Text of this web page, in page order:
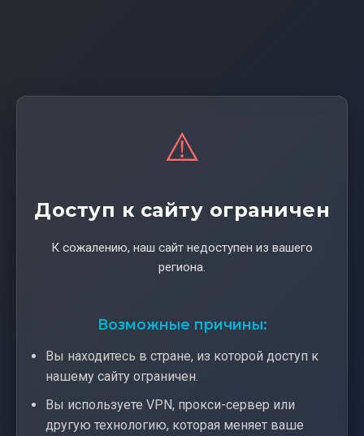
⚠️
Доступ к сайту ограничен
К сожалению, наш сайт недоступен из вашего
региона.
Возможные причины:
Вы находитесь в стране, из которой доступ к
нашему сайту ограничен.
Вы используете VPN, прокси-сервер или
другую технологию, которая меняет ваше